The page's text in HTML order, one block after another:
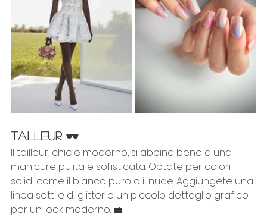
TAILLEUR 🕶️
Il tailleur, chic e moderno, si abbina bene a una
manicure pulita e sofisticata. Optate per colori
solidi come il bianco puro o il nude. Aggiungete una
linea sottile di glitter o un piccolo dettaglio grafico
per un look moderno. 💼